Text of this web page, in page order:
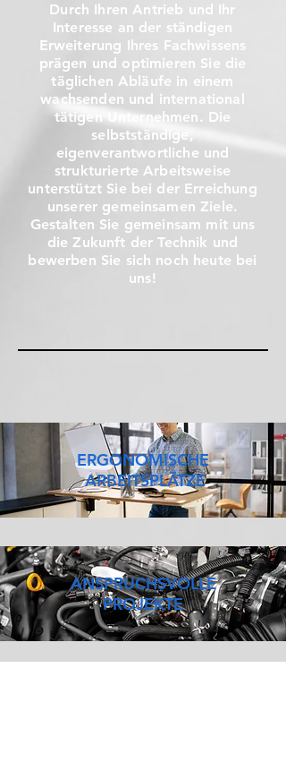
Durch Ihren Antrieb und Ihr
Interesse an der ständigen
Erweiterung Ihres Fachwissens
prägen und optimieren Sie die
täglichen Abläufe in einem
wachsenden und international
tätigen Unternehmen. Die
selbstständige,
eigenverantwortliche und
strukturierte Arbeitsweise
unterstützt Sie bei der Erreichung
unserer gemeinsamen Ziele.
Gestalten Sie gemeinsam mit uns
die Zukunft der Technik und
bewerben Sie sich noch heute bei
uns!
ERGONOMISCHE
ARBEITSPLÄTZE
ANSPRUCHSVOLLE
PROJEKTE